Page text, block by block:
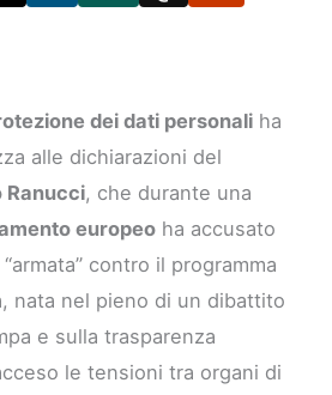
dei dati personali ha
alle dichiarazioni del
Ranucci, che durante una
europeo ha accusato
contro il programma
nata nel pieno di un dibattito
e sulla trasparenza
le tensioni tra organi di